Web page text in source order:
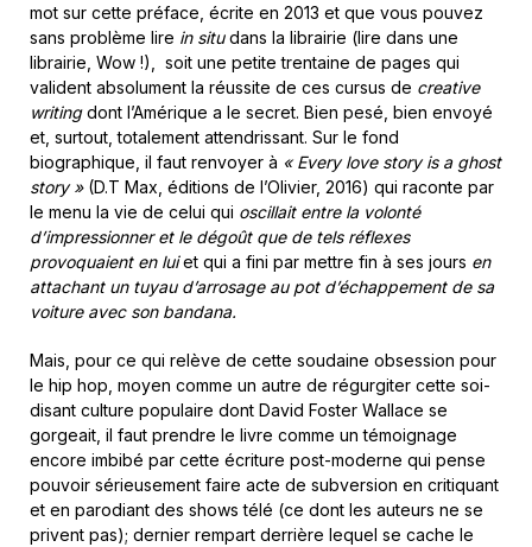
mot sur cette préface, écrite en 2013 et que vous pouvez
sans problème lire in situdans la librairie (lire dans une
librairie, Wow !), soit une petite trentaine de pages qui
valident absolument la réussite de ces cursus de creative
writingdont l’Amérique a le secret. Bien pesé, bien envoyé
et, surtout, totalement attendrissant. Sur le fond
biographique, il faut renvoyer à « Every love story is a ghost
story »(D.T Max, éditions de l’Olivier, 2016) qui raconte par
le menu la vie de celui qui oscillait entre la volonté
d’impressionner et le dégoût que de tels réflexes
provoquaient en luiet qui a fini par mettre fin à ses jours en
attachant un tuyau d’arrosage au pot d’échappement de sa
voiture avec son bandana.
Mais, pour ce qui relève de cette soudaine obsession pour
le hip hop, moyen comme un autre de régurgiter cette soi-
disant culture populaire dont David Foster Wallace se
gorgeait, il faut prendre le livre comme un témoignage
encore imbibé par cette écriture post-moderne qui pense
pouvoir sérieusement faire acte de subversion en critiquant
et en parodiant des shows télé (ce dont les auteurs ne se
privent pas); dernier rempart derrière lequel se cache le